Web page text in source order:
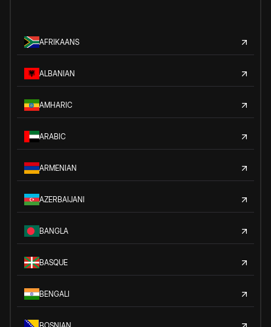
AFRIKAANS
ALBANIAN
AMHARIC
ARABIC
ARMENIAN
AZERBAIJANI
BANGLA
BASQUE
BENGALI